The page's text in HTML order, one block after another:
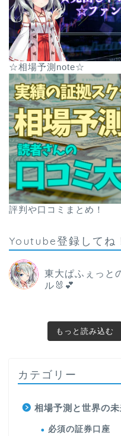
☆相場予測note☆
評判や口コミまとめ！
Youtube登録してね
東大ぱふぇっと
ル🐰💕
もっと読み込む
カテゴリー
相場予測と世界の未
必須の証券口座